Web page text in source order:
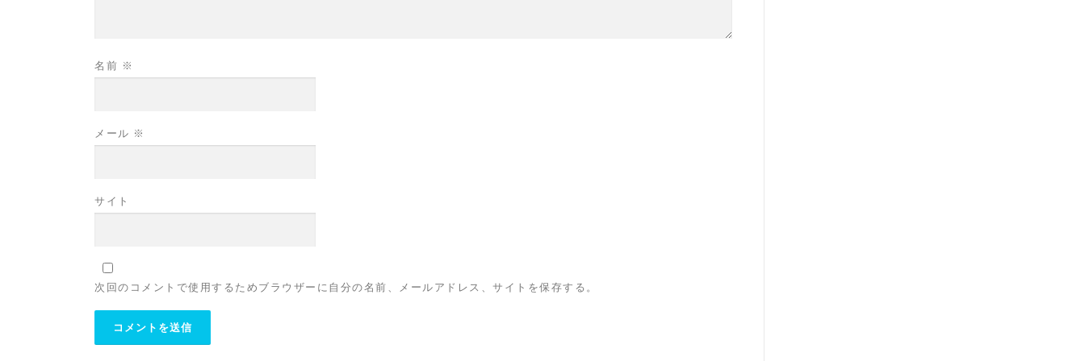
名前 ※
メール ※
サイト
次回のコメントで使用するためブラウザーに自分の名前、メールアドレス、サイトを保存する。